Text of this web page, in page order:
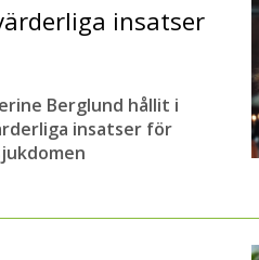
insatser
Berglund hållit i
insatser för